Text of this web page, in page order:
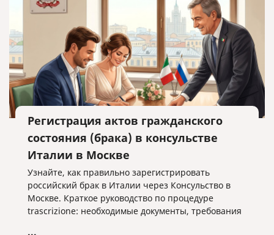
Регистрация актов гражданского
состояния (брака) в консульстве
Италии в Москве
Узнайте, как правильно зарегистрировать
российский брак в Италии через Консульство в
Москве. Краткое руководство по процедуре
trascrizione: необходимые документы, требования
...